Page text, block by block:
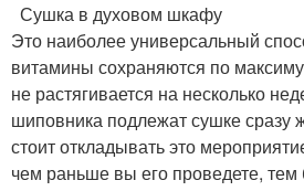
Сушка в духовом шкафу
Это наиболее универсальный
витамины сохраняются по
не растягивается на несколько
шиповника подлежат сушке сразу
стоит откладывать это
чем раньше вы его проведете,